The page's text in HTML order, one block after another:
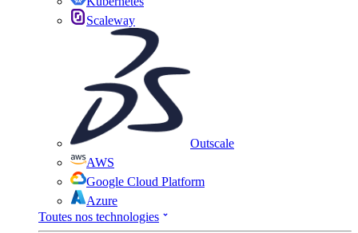
Scaleway
Outscale
AWS
Google Cloud Platform
Azure
Toutes nos technologies